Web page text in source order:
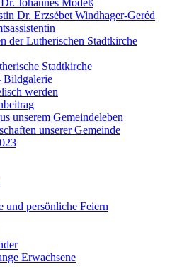
Johannes Modeß
Dr. Erzsébet Windhager-Geréd
der Lutherischen Stadtkirche
Stadtkirche
Bildgalerie
werden
unserem Gemeindeleben
unserer Gemeinde
und persönliche Feiern
Erwachsene